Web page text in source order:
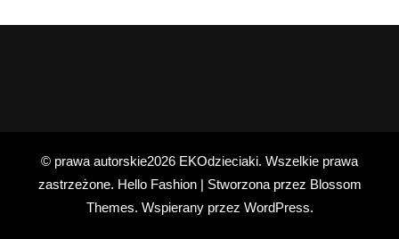
© prawa autorskie2026 EKOdzieciaki. Wszelkie prawa
zastrzeżone. Hello Fashion | Stworzona przez Blossom
Themes. Wspierany przez WordPress.